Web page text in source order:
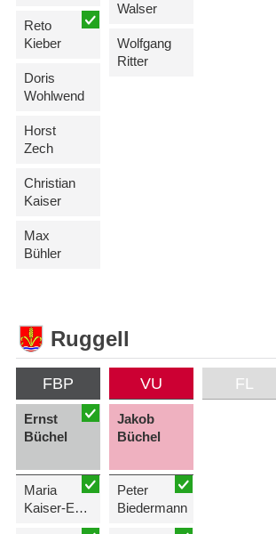
Reto
Kieber
Doris
Wohlwend
Horst
Zech
Christian
Kaiser
Max
Bühler
Walser
Wolfgang
Ritter
Ruggell
FBP
Ernst
Büchel
Maria
Kaiser-Eberle
VU
Jakob
Büchel
Peter
Biedermann
FL